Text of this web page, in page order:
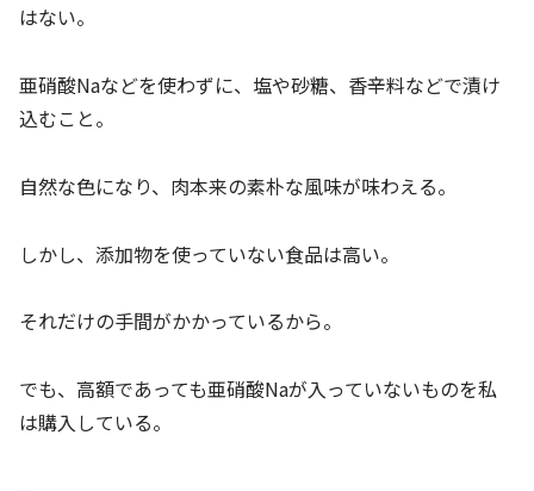
はない。
亜硝酸Naなどを使わずに、塩や砂糖、香辛料などで漬け
込むこと。
自然な色になり、肉本来の素朴な風味が味わえる。
しかし、添加物を使っていない食品は高い。
それだけの手間がかかっているから。
でも、高額であっても亜硝酸Naが入っていないものを私
は購入している。